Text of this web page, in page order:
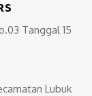
Tanggal 15
Lubuk